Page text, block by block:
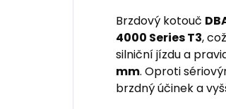
Brzdový kotouč
4000 Series T3,
silniční jízdu a
mm. Oproti
brzdný účinek a